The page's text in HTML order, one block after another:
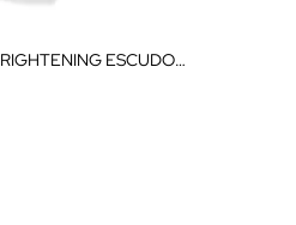
ORCHIDÉE IMPÉRIALE BRIGHTENING ESCUDO PROTECTOR UV GLOBAL 30ML